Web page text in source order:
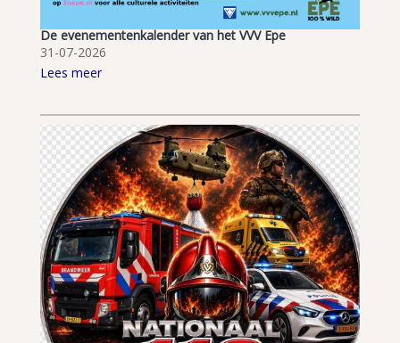
De evenementenkalender van het VVV Epe
31-07-2026
Lees meer